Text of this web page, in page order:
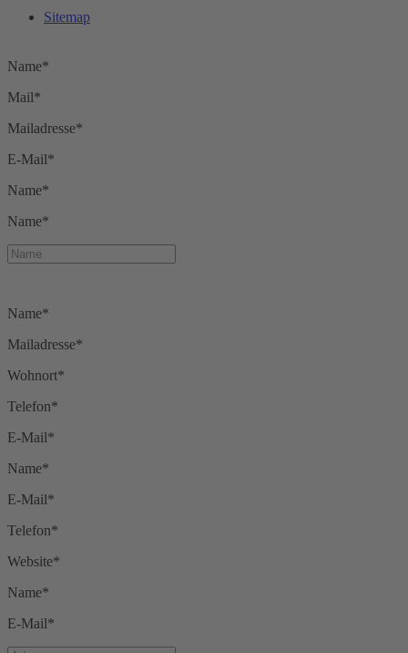
Sitemap
Name*
Mail*
Mailadresse*
E-Mail*
Name*
Name*
Name*
Mailadresse*
Wohnort*
Telefon*
E-Mail*
Name*
E-Mail*
Telefon*
Website*
Name*
E-Mail*